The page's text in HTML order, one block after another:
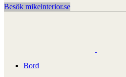
Besök mikeinterior.se
Bord